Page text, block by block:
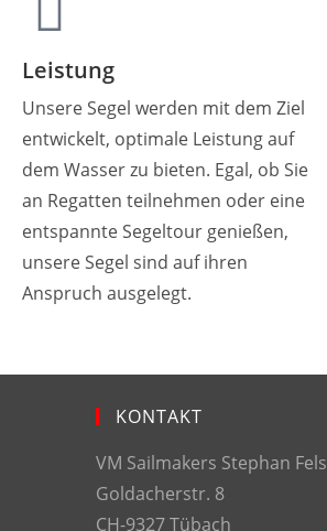
Leistung
Unsere Segel werden mit dem Ziel
entwickelt, optimale Leistung auf
dem Wasser zu bieten. Egal, ob Sie
an Regatten teilnehmen oder eine
entspannte Segeltour genießen,
unsere Segel sind auf ihren
Anspruch ausgelegt.
KONTAKT
VM Sailmakers Stephan Fels
Goldacherstr. 8
CH-9327 Tübach